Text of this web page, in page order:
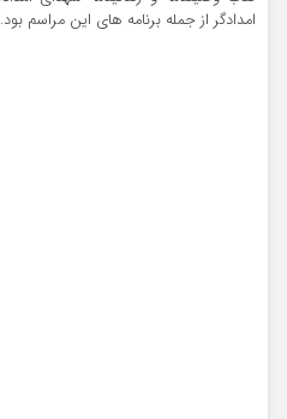
امدادگر از جمله برنامه های این مراسم بود./